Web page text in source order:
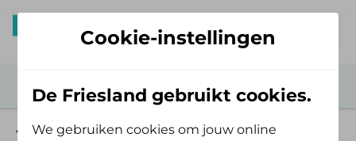
Eigen risico
Cookie-instellingen
De Friesland gebruikt cookies.
We gebruiken cookies om jouw online